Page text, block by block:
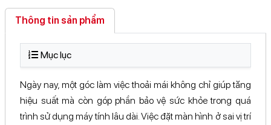
18 Đường 39, KĐT. Vạn ...Chí Minh
90A, Đường 30 Tháng 4, ...Cần Thơ Xem bản đồ
134 Lê Hồng Phong, Phường ...Lâm Đồng Xem bản đồ
114B Ba Tháng Hai, Phường ...Lâm Đồng Xem bản đồ
Trọng lượng 3.2 kg
Góc xoay dọc
Nâng hạ độ cao 320 mm
Góc lật màn hình +85° đến -30°
Thông tin sản phẩm
Mục lục
Ngày nay, một góc làm việc thoải mái không chỉ giúp tăng
hiệu suất mà còn góp phần bảo vệ sức khỏe trong quá
trình sử dụng máy tính lâu dài. Việc đặt màn hình ở sai vị trí